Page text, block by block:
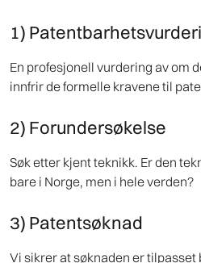
1)
En profesjonell vurdering av om
innfrir de formelle kravene til
2) Forundersøkelse
Søk etter kjent teknikk. Er den
bare i Norge, men i hele verden?
3) Patentsøknad
Vi sikrer at søknaden er